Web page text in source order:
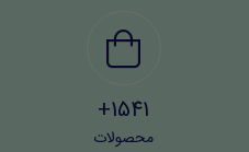
1541+
محصولات